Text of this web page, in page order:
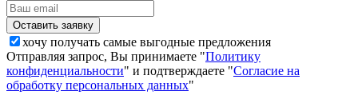
хочу получать самые выгодные предложения
Отправляя запрос, Вы принимаете "Политику
конфиденциальности" и подтверждаете "Согласие на
обработку персональных данных"